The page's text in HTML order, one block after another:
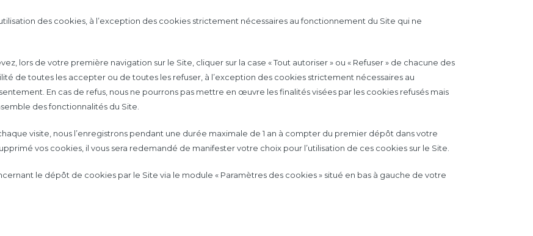
des cookies, à l’exception des cookies strictement nécessaires au fonctionnement du Site qui ne
lors de votre première navigation sur le Site, cliquer sur la case « Tout autoriser » ou « Refuser » de chacune des
de toutes les accepter ou de toutes les refuser, à l’exception des cookies strictement nécessaires au
En cas de refus, nous ne pourrons pas mettre en œuvre les finalités visées par les cookies refusés mais
des fonctionnalités du Site.
visite, nous l’enregistrons pendant une durée maximale de 1 an à compter du premier dépôt dans votre
vos cookies, il vous sera redemandé de manifester votre choix pour l’utilisation de ces cookies sur le Site.
le dépôt de cookies par le Site via le module « Paramètres des cookies » situé en bas à gauche de votre